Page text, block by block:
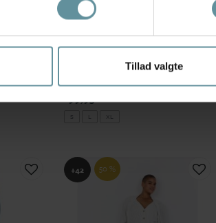
Tillad valgte
Wasabi WA-STELLA 19 - Sort
199,95 kr
S L XL
+42 50 %